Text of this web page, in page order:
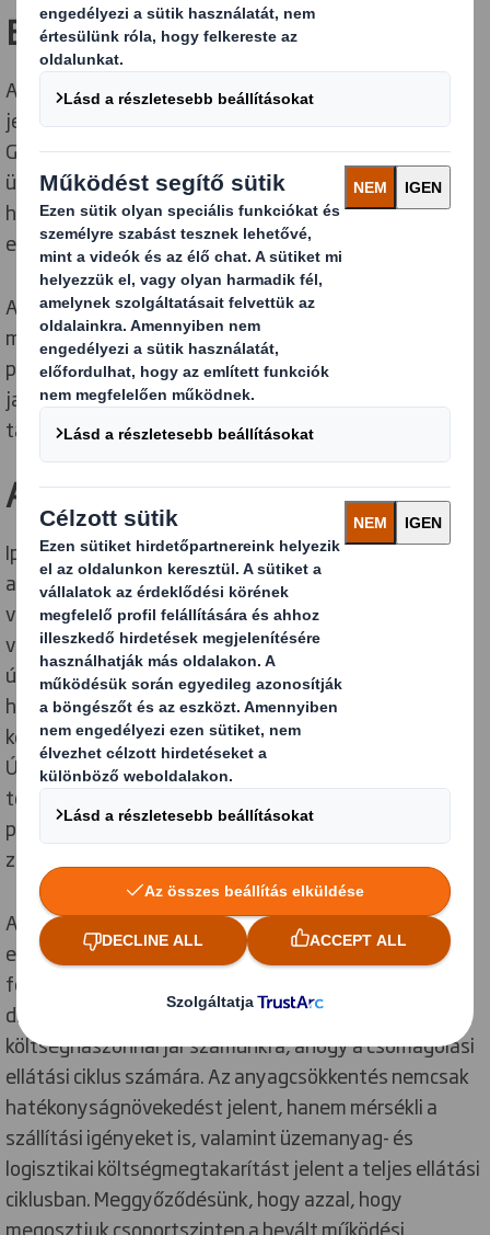
Erdők
Az Interstate Resources felvásárlásának részeként
jelenleg 18.000 hektárnyi erdővel rendelkezünk
Georgia délkeleti részén, valamint egy kraftliner
üzemmel Riceboróban, Georgiában. Ez az első alkalom,
hogy a DS Smith közvetlen tulajdonol szűz rost
előállításához kapcsolódó gyártói létesítményeket.
Az erdővidék birtoklása új lehetőségeket kínál, hogy
megerősítsük stratégiai pozíciónkat a csomagolási
piacon és a rost alapanyagok biztonságának
javítására, mivel a felhasznált faanyag 100%-a
tanúsított, fenntartható forrásból származik.
Anyaghatékonyság
Ipari gyártóként termékeink előállítása során az
alapanyagokra támaszkodunk. Az erőforrások szűkös
világában üzleti kilátásaink és vállalati imázsunk
veszélybe kerül, ha a felhasználás, átalakítás és
újrahasznosítás tekintetében az erőforrásokat
hatékonyan, innovatívan és felelősségteljesen kell
kezelni termékeink teljes életciklusa során.
Újrahasznosítási divíziónk évente több mint ötmillió
tonna újrahasznosítható anyagot kezel, amely
papírgyári hálózatunk alapvető alapanyagát adja, és
zárttá teszi a körforgásos üzleti modellünk ciklusát.
A hulladék erőforrás DS Smith-nél. Működésünk
erőforrás-hatékonyságának javítása pedig gyártási
folyamataink középpontjában áll. Csökkenti szén-
dioxid- és környezeti lábnyomunkat, és
költséghaszonnal jár számunkra, ahogy a csomagolási
ellátási ciklus számára. Az anyagcsökkentés nemcsak
hatékonyságnövekedést jelent, hanem mérsékli a
szállítási igényeket is, valamint üzemanyag- és
logisztikai költségmegtakarítást jelent a teljes ellátási
ciklusban. Meggyőződésünk, hogy azzal, hogy
megosztjuk csoportszinten a bevált működési